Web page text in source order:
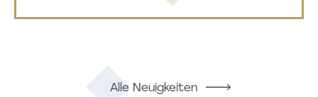
Alle Neuigkeiten